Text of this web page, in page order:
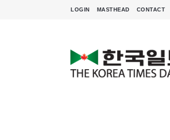
LOGIN MASTHEAD CONTACT